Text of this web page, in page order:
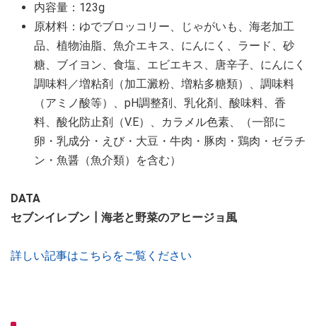
内容量：123g
原材料：ゆでブロッコリー、じゃがいも、海老加工
品、植物油脂、魚介エキス、にんにく、ラード、砂
糖、ブイヨン、食塩、エビエキス、唐辛子、にんにく
調味料／増粘剤（加工澱粉、増粘多糖類）、調味料
（アミノ酸等）、pH調整剤、乳化剤、酸味料、香
料、酸化防止剤（V.E）、カラメル色素、（一部に
卵・乳成分・えび・大豆・牛肉・豚肉・鶏肉・ゼラチ
ン・魚醤（魚介類）を含む）
DATA
セブンイレブン┃海老と野菜のアヒージョ風
詳しい記事はこちらをご覧ください